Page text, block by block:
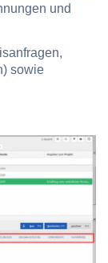
und
sowie